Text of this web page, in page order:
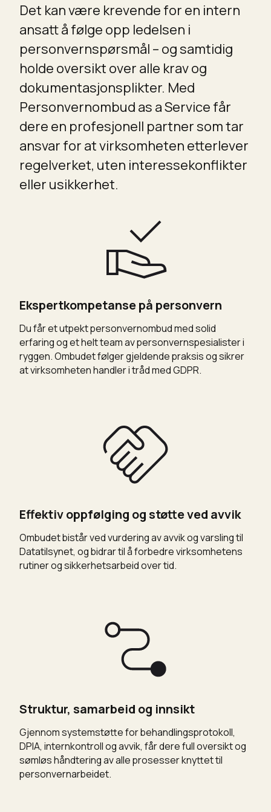
Det kan være krevende for en intern
ansatt å følge opp ledelsen i
personvernspørsmål – og samtidig
holde oversikt over alle krav og
dokumentasjonsplikter. Med
Personvernombud as a Service får
dere en profesjonell partner som tar
ansvar for at virksomheten etterlever
regelverket, uten interessekonflikter
eller usikkerhet.
Ekspertkompetanse på personvern
Du får et utpekt personvernombud med solid
erfaring og et helt team av personvernspesialister i
ryggen. Ombudet følger gjeldende praksis og sikrer
at virksomheten handler i tråd med GDPR.
Effektiv oppfølging og støtte ved avvik
Ombudet bistår ved vurdering av avvik og varsling til
Datatilsynet, og bidrar til å forbedre virksomhetens
rutiner og sikkerhetsarbeid over tid.
Struktur, samarbeid og innsikt
Gjennom systemstøtte for behandlingsprotokoll,
DPIA, internkontroll og avvik, får dere full oversikt og
sømløs håndtering av alle prosesser knyttet til
personvernarbeidet.